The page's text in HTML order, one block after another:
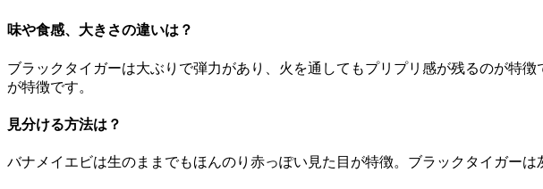
味や食感、大きさの違いは？
ブラックタイガーは大ぶりで弾力があり、火を通してもプリプリ感が残るのが特
が特徴です。
見分ける方法は？
バナメイエビは生のままでもほんのり赤っぽい見た目が特徴。ブラックタイガー